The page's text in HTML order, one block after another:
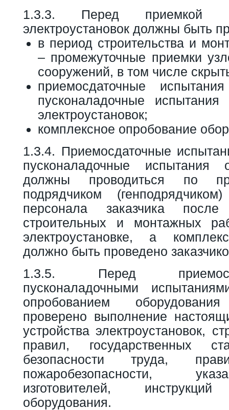
1.3.3. Перед приемкой в
электроустановок должны быть
в период строительства и
– промежуточные приемки
сооружений, в том числе
приемосдаточные
пусконаладочные
электроустановок;
комплексное опробование
1.3.4. Приемосдаточные
пусконаладочные испытания
должны проводиться по
подрядчиком
персонала заказчика
строительных и монтажных
электроустановке, а
должно быть проведено
1.3.5. Перед
пусконаладочными
опробованием
проверено выполнение
устройства электроустановок,
правил, государственных
безопасности труда,
пожаробезопасности,
изготовителей,
оборудования.